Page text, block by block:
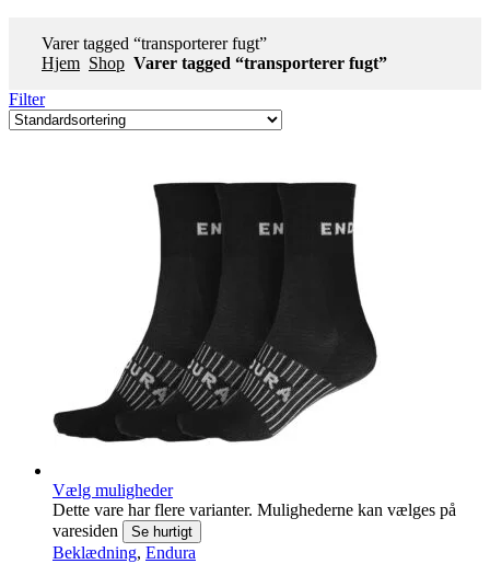
Varer tagged “transporterer fugt”
Hjem Shop Varer tagged “transporterer fugt”
Filter
Vælg muligheder
Dette vare har flere varianter. Mulighederne kan vælges på
varesiden
Se hurtigt
Beklædning, Endura